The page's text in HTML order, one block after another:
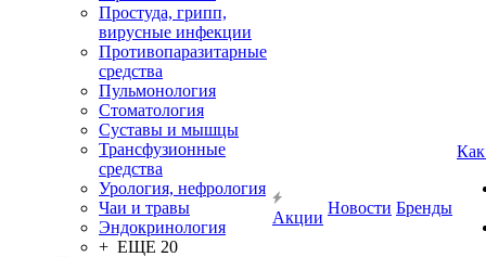
Простуда, грипп,
вирусные инфекции
Противопаразитарные
средства
Пульмонология
Стоматология
Суставы и мышцы
Трансфузионные
средства
Урология, нефрология
Чаи и травы
Эндокринология
+ ЕЩЕ 20
Акции
Новости Бренды